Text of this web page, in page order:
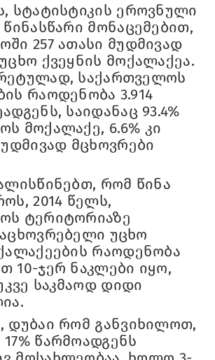
სტატისტიკის ეროვნული
წინასწარი მონაცემებით,
257 ათასი მუდმივად
ქვეყნის მოქალაქეა.
საქართველოს
რაოდენობა 3.914
საიდანაც 93.4%
მოქალაქე, 6.6% კი
მცხოვრები
რომ წინა
2014 წელს,
ტერიტორიაზე
უცხო
რაოდენობა
10-ჯერ ნაკლები იყო,
საკმაოდ დიდი
დუბაი რომ განვიხილოთ,
წარმოადგენს